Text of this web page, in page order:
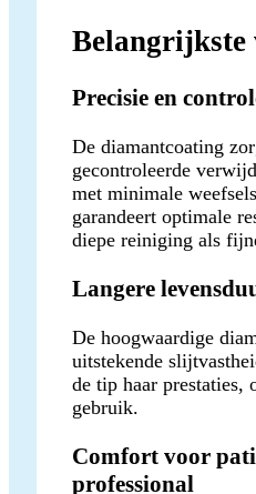
Belangrijkste
Precisie en
De diamantcoating
gecontroleerde
met minimale
garandeert optimale
diepe reiniging als
Langere
De hoogwaardige
uitstekende
de tip haar prestaties,
gebruik.
Comfort voor
professional